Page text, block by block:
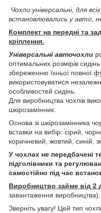
Чохли універсальні, для
встановлювались у авто,
Комплект на передні та
кріплення.
Універсальні авточохли
оптимальних розмірів
збереженню їхньої повної
використовуватися
особливостей сидінь.
Для виробництва чохлів
шкірозамінник.
Основа зі шкірозамінника
вставки на вибір: сірий,
коричневий, жовтий, синій,
У чохлах не передбачені
підголівники та
самостійно під час
Виробництво займе від 2
завантаження виробництва).
Зверніть увагу! Цей тип